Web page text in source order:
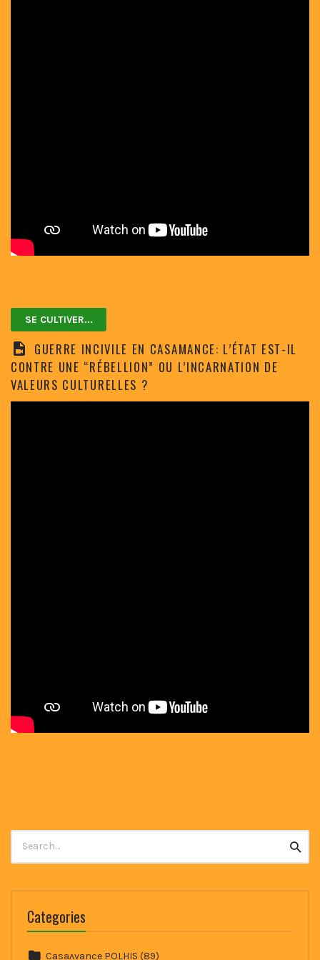
SE CULTIVER...
GUERRE INCIVILE EN CASAMANCE: L’ÉTAT EST-IL
CONTRE UNE “RÉBELLION” OU L’INCARNATION DE
VALEURS CULTURELLES ?
for:
Categories
Casaʌvance POLHIS (89)